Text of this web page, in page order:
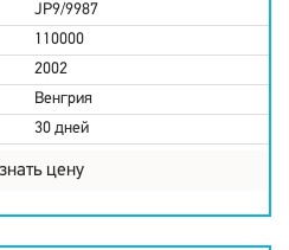
JP9/9987
110000
2002
Венгрия
30 дней
цену